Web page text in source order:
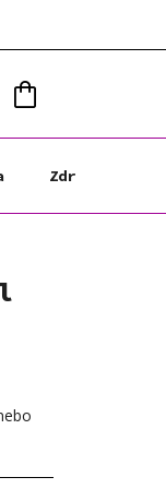
KOŠÍKZdravá výživa